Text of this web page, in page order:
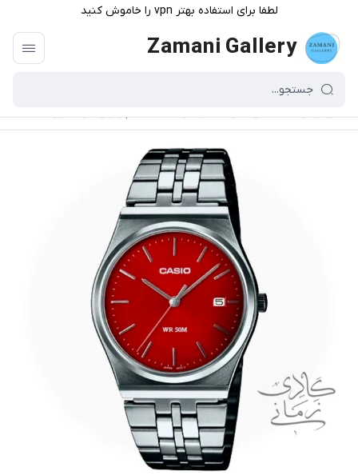
لطفا برای استفاده بهتر vpn را خاموش کنید
Zamani Gallery